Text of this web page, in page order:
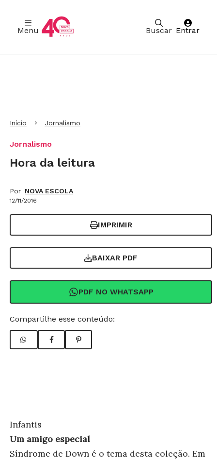
Buscar
Menu Entrar
Início Jornalismo
Jornalismo
Hora da leitura
Por NOVA ESCOLA
12/11/2016
IMPRIMIR
BAIXAR PDF
PDF NO WHATSAPP
Compartilhe esse conteúdo:
Infantis
Um amigo especial
Síndrome de Down é o tema desta coleção. Em